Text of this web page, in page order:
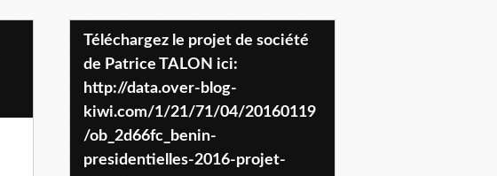
Téléchargez le projet de société
de Patrice TALON ici:
http://data.over-blog-
kiwi.com/1/21/71/04/20160119
/ob_2d66fc_benin-
presidentielles-2016-projet-